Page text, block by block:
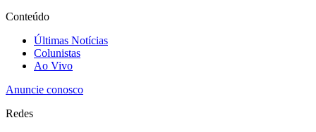
Conteúdo
Últimas Notícias
Colunistas
Ao Vivo
Anuncie conosco
Redes